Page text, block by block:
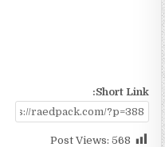
Short Link:
Post Views: 568